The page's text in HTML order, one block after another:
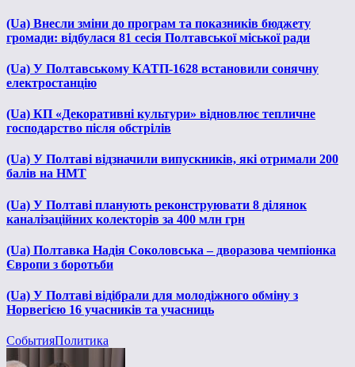
(Ua) Внесли зміни до програм та показників бюджету
громади: відбулася 81 сесія Полтавської міської ради
(Ua) У Полтавському КАТП-1628 встановили сонячну
електростанцію
(Ua) КП «Декоративні культури» відновлює тепличне
господарство після обстрілів
(Ua) У Полтаві відзначили випускників, які отримали 200
балів на НМТ
(Ua) У Полтаві планують реконструювати 8 ділянок
каналізаційних колекторів за 400 млн грн
(Ua) Полтавка Надія Соколовська – дворазова чемпіонка
Європи з боротьби
(Ua) У Полтаві відібрали для молодіжного обміну з
Норвегією 16 учасників та учасниць
СобытияПолитика